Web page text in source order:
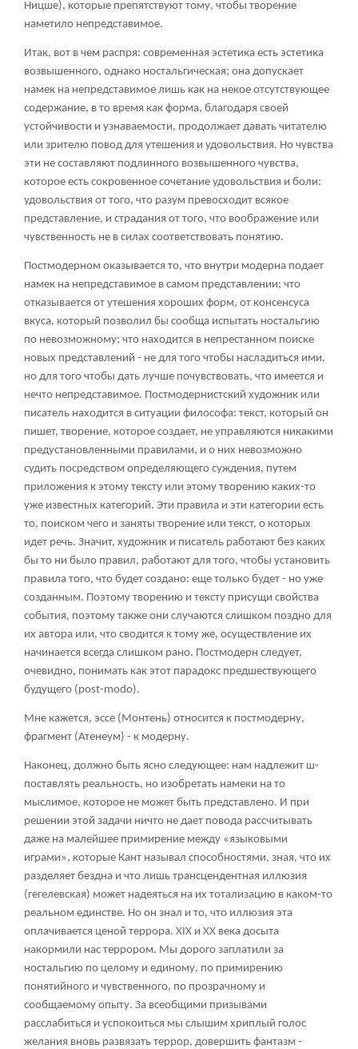
Ницше), которые препятствуют тому, чтобы творение
наметило непредставимое.
Итак, вот в чем распря: современная эстетика есть эстетика
возвышенного, однако ностальгическая; она допускает
намек на непредставимое лишь как на некое отсутствующее
содержание, в то время как форма, благодаря своей
устойчивости и узнаваемости, продолжает давать читателю
или зрителю повод для утешения и удовольствия. Но чувства
эти не составляют подлинного возвышенного чувства,
которое есть сокровенное сочетание удовольствия и боли:
удовольствия от того, что разум превосходит всякое
представление, и страдания от того, что воображение или
чувственность не в силах соответствовать понятию.
Постмодерном оказывается то, что внутри модерна подает
намек на непредставимое в самом представлении; что
отказывается от утешения хороших форм, от консенсуса
вкуса, который позволил бы сообща испытать ностальгию
по невозможному; что находится в непрестанном поиске
новых представлений - не для того чтобы насладиться ими,
но для того чтобы дать лучше почувствовать, что имеется и
нечто непредставимое. Постмодернистский художник или
писатель находится в ситуации философа: текст, который он
пишет, творение, которое создает, не управляются никакими
предустановленными правилами, и о них невозможно
судить посредством определяющего суждения, путем
приложения к этому тексту или этому творению каких-то
уже известных категорий. Эти правила и эти категории есть
то, поиском чего и заняты творение или текст, о которых
идет речь. Значит, художник и писатель работают без каких
бы то ни было правил, работают для того, чтобы установить
правила того, что будет создано: еще только будет - но уже
созданным. Поэтому творению и тексту присущи свойства
события, поэтому также они случаются слишком поздно для
их автора или, что сводится к тому же, осуществление их
начинается всегда слишком рано. Постмодерн следует,
очевидно, понимать как этот парадокс предшествующего
будущего (post-modo).
Мне кажется, эссе (Монтень) относится к постмодерну,
фрагмент (Атенеум) - к модерну.
Наконец, должно быть ясно следующее: нам надлежит ш-
поставлять реальность, но изобретать намеки на то
мыслимое, которое не может быть представлено. И при
решении этой задачи ничто не дает повода рассчитывать
даже на малейшее примирение между «языковыми
играми», которые Кант называл способностями, зная, что их
разделяет бездна и что лишь трансцендентная иллюзия
(гегелевская) может надеяться на их тотализацию в каком-то
реальном единстве. Но он знал и то, что иллюзия эта
оплачивается ценой террора. XIX и XX века досыта
накормили нас террором. Мы дорого заплатили за
ностальгию по целому и единому, по примирению
понятийного и чувственного, по прозрачному и
сообщаемому опыту. За всеобщими призывами
расслабиться и успокоиться мы слышим хриплый голос
желания вновь развязать террор, довершить фантазм -